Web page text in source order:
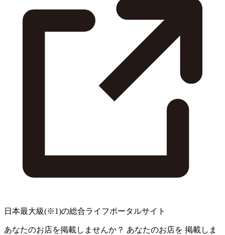
日本最大級(※1)の総合ライフポータルサイト
あなたのお店を掲載しませんか？ あなたのお店を 掲載しま